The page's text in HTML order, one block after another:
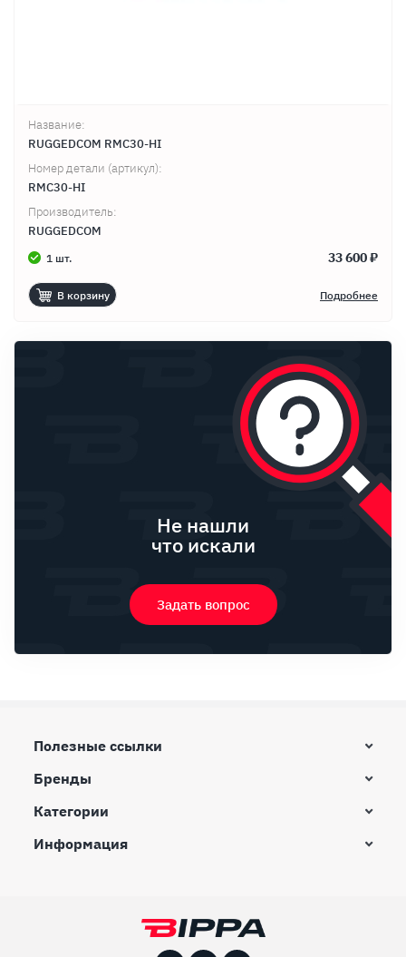
Название:
RUGGEDCOM RMC30-HI
Номер детали (артикул):
RMC30-HI
Производитель:
RUGGEDCOM
1 шт. 33 600 ₽
В корзину Подробнее
Не нашли
что искали
Задать вопрос
Полезные ссылки
Бренды
Категории
Информация